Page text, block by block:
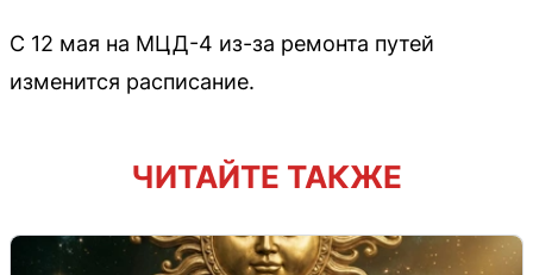
С 12 мая на МЦД-4 из-за ремонта путей
изменится расписание.
ЧИТАЙТЕ ТАКЖЕ